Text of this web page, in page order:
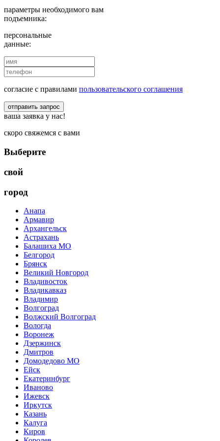
параметры необходимого вам
подъемника:
персональные
данные:
согласие с правилами пользовательского соглашения
отправить запрос
ваша заявка у нас!
скоро свяжемся с вами
Выберите
свой
город
Анапа
Армавир
Архангельск
Астрахань
Балашиха МО
Белгород
Брянск
Великий Новгород
Владивосток
Владикавказ
Владимир
Волгоград
Волжский Волгоград
Вологда
Воронеж
Дзержинск
Дмитров
Домодедово МО
Ейск
Екатеринбург
Иваново
Ижевск
Иркутск
Казань
Калуга
Киров